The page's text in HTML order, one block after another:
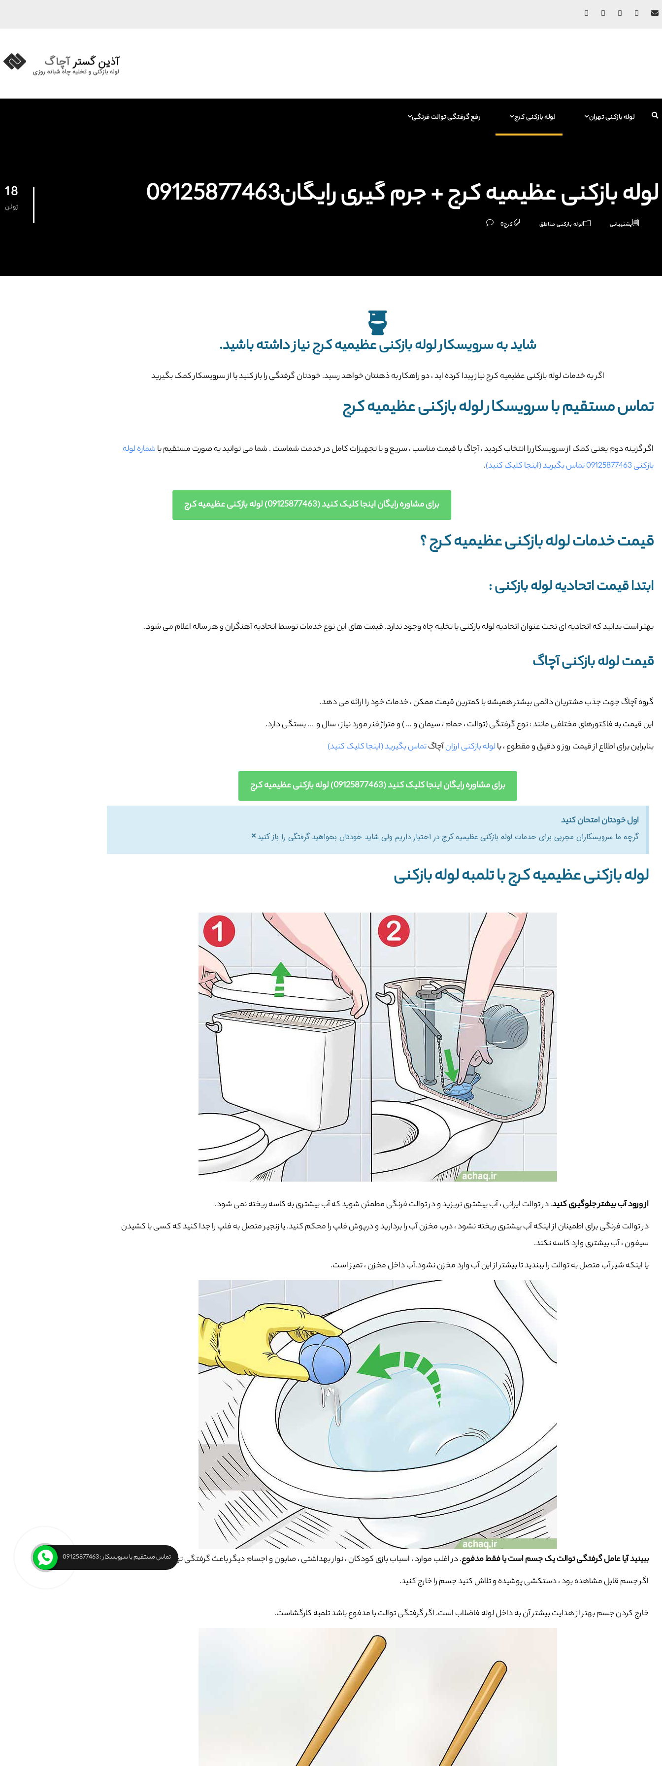
رفع گرفتگی توالت فرنگی لوله بازکنی کرج لوله بازکنی تهران
18
ژوئن لوله بازکنی عظیمیه کرج + جرم گیری رایگان09125877463
پشتیبانی لوله بازکنی مناطق کرج0
شاید به سرویسکار لوله بازکنی عظیمیه کرج نیاز داشته باشید.
اگر به خدمات لوله بازکنی عظیمیه کرج نیاز پیدا کرده اید ، دو راهکار به ذهنتان خواهد رسید. خودتان گرفتگی را باز کنید یا از سرویسکار کمک بگیرید
تماس مستقیم با سرویسکار لوله بازکنی عظیمیه کرج
اگر گزینه دوم یعنی کمک از سرویسکار را انتخاب کردید ، آچاگ با قیمت مناسب ، سریع و با تجهیزات کامل در خدمت شماست . شما می توانید به صورت مستقیم باشماره لوله
بازکنی 09125877463 تماس بگیرید (اینجا کلیک کنید)
.
برای مشاوره رایگان اینجا کلیک کنید (09125877463) لوله بازکنی عظیمیه کرج
قیمت خدمات لوله بازکنی عظیمیه کرج ؟
ابتدا قیمت اتحادیه لوله بازکنی :
بهتر است بدانید که اتحادیه ای تحت عنوان اتحادیه لوله بازکنی یا تخلیه چاه وجود ندارد. قیمت های این نوع خدمات توسط اتحادیه آهنگران و هر ساله اعلام می شود.
قیمت لوله بازکنی آچاگ
گروه آچاگ جهت جذب مشتریان دائمی بیشتر همیشه با کمترین قیمت ممکن ، خدمات خود را ارائه می دهد.
این قیمت به فاکتورهای مختلفی مانند : نوع گرفتگی (توالت ، حمام ، سیمان و … ) و متراژ فنر مورد نیاز ، سال و … بستگی دارد.
بنابراین برای اطلاع از قیمت روز و دقیق و مقطوع ،بالوله بازکنی ارزانآچاگتماس بگیرید (اینجا کلیک کنید)
برای مشاوره رایگان اینجا کلیک کنید (09125877463) لوله بازکنی عظیمیه کرج
اول خودتان امتحان کنید
گرچه ما سرویسکاران مجربی برای خدمات لوله بازکنی عظیمیه کرج در اختیار داریم ولی شاید خودتان بخواهید گرفتگی را باز کنید×
لوله بازکنی عظیمیه کرج با تلمبه لوله بازکنی
از ورود آب بیشتر جلوگیری کنید. در توالت ایرانی ، آب بیشتری نریزید و در توالت فرنگی مطمئن شوید که آب بیشتری به کاسه ریخته نمی شود.
در توالت فرنگی برای اطمینان از اینکه آب بیشتری ریخته نشود ، درب مخزن آب را بردارید و درپوش فلپ را محکم کنید. یا زنجیر متصل به فلپ را جدا کنید که کسی با کشیدن
سیفون ، آب بیشتری وارد کاسه نکند.
یا اینکه شیر آب متصل به توالت را ببندید تا بیشتر از این آب وارد مخزن نشود.آب داخل مخزن ، تمیز است.
ببینید آیا عامل گرفتگی توالت یک جسم است یا فقط مدفوع. در اغلب موارد ، اسباب بازی کودکان ، نوار بهداشتی ، صابون و اجسام دیگر باعث گرفتگی توالت می شود.
اگر جسم قابل مشاهده بود ، دستکشی پوشیده و تلاش کنید جسم را خارج کنید.
خارج کردن جسم بهتر از هدایت بیشتر آن به داخل لوله فاضلاب است. اگر گرفتگی توالت با مدفوع باشد تلمبه کارگشاست.
تماس مستقیم با سرویسکار : 09125877463